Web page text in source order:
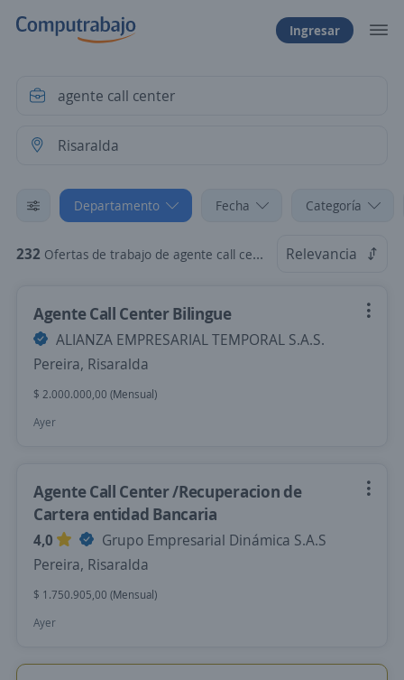
Ingresar
Departamento Fecha Categoría
232 Ofertas de trabajo de agente call center en Risaralda Relevancia
Agente Call Center Bilingue
ALIANZA EMPRESARIAL TEMPORAL S.A.S.
Pereira, Risaralda
$ 2.000.000,00 (Mensual)
Ayer
Agente Call Center /Recuperacion de
Cartera entidad Bancaria
4,0
Grupo Empresarial Dinámica S.A.S
Pereira, Risaralda
$ 1.750.905,00 (Mensual)
Ayer